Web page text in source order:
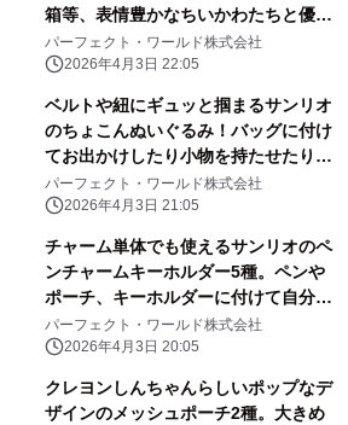
箱等、表情豊かなちいかわたちと優し
いピンク色に心和む
パーフェクト・ワールド株式会社
2026年4月3日 22:05
ベルトや紐にギュッと掴まるサンリオ
のちょこんぬいぐるみ！バッグに付け
てお出かけしたり小物を持たせたりと
自由に楽しめる！
パーフェクト・ワールド株式会社
2026年4月3日 21:05
チャーム単体でも使えるサンリオのペ
ンチャームキーホルダー5種。ペンや
ポーチ、キーホルダーに付けて自分だ
けのアレンジしよう
パーフェクト・ワールド株式会社
2026年4月3日 20:05
クレヨンしんちゃんらしいポップなデ
ザインのメッシュポーチ2種。大きめ